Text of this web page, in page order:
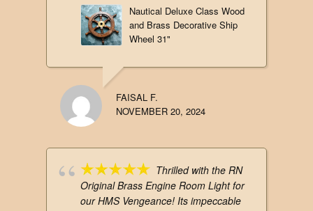
Nautical Deluxe Class Wood
and Brass Decorative Ship
Wheel 31"
FAISAL F.
NOVEMBER 20, 2024
Thrilled with the RN
Original Brass Engine Room Light for
our HMS Vengeance! Its impeccable